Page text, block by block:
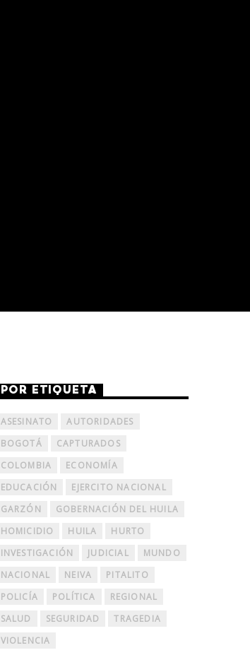
POR ETIQUETA
ASESINATO
AUTORIDADES
BOGOTÁ
CAPTURADOS
COLOMBIA
ECONOMÍA
EDUCACIÓN
EJERCITO NACIONAL
GARZÓN
GOBERNACIÓN DEL HUILA
HOMICIDIO
HUILA
HURTO
INVESTIGACIÓN
JUDICIAL
MUNDO
NACIONAL
NEIVA
PITALITO
POLICÍA
POLÍTICA
REGIONAL
SALUD
SEGURIDAD
TRAGEDIA
VIOLENCIA